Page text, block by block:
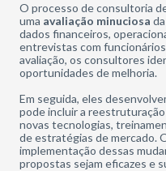
O processo de consultoria
uma avaliação minuciosa
dados financeiros,
entrevistas com
avaliação, os consultores
oportunidades de melhoria.
Em seguida, eles
pode incluir a
novas tecnologias,
de estratégias de mercado.
implementação dessas
propostas sejam eficazes e